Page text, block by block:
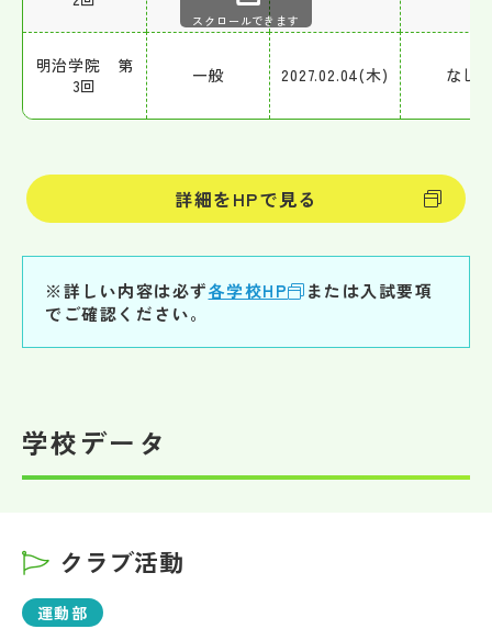
明治学院 第
3回
一般 2027.02.04(木) なし
スクロールできます
詳細をHPで見る
※詳しい内容は必ず各学校HP
または入試要項
でご確認ください。
学校データ
クラブ活動
運動部